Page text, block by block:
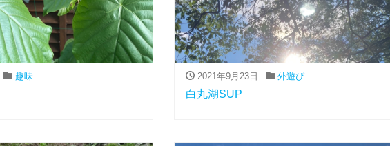
趣味 2021年9月23日 外遊び
白丸湖SUP